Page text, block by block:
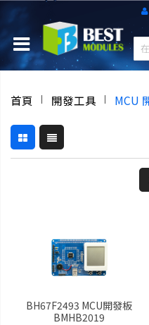
首頁 開發工具 MCU
BH67F2493 MCU開發板
BMHB2019